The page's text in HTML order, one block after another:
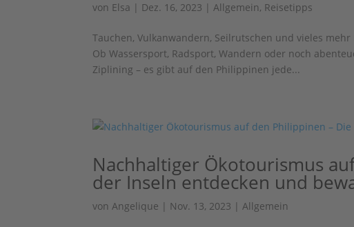
von Elsa | Dez. 16, 2023 |Allgemein, Reisetipps
Tauchen, Vulkanwandern, Seilrutschen und vieles
Ob Wassersport, Radsport, Wandern oder noch
Ziplining – es gibt auf den Philippinen jede...
Nachhaltiger Ökotourismus
der Inseln entdecken und
vonAngelique | Nov. 13, 2023 |Allgemein